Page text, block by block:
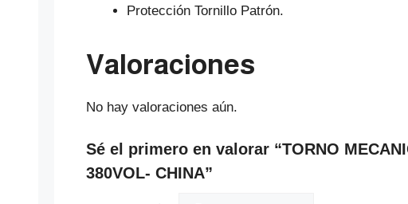
Protección Tornillo Patrón.
Valoraciones
No hay valoraciones aún.
Sé el primero en valorar “TORNO
380VOL- CHINA”